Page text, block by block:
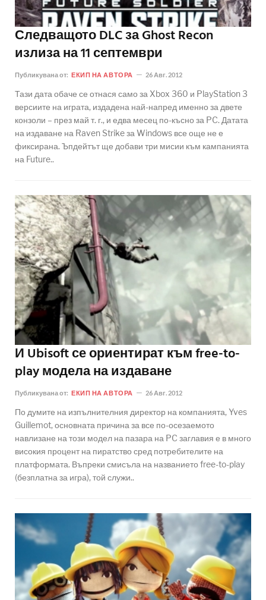
Следващото DLC за Ghost Recon
излиза на 11 септември
Публикувана от: ЕКИП НА АВТОРА 26 Авг. 2012
Тази дата обаче се отнася само за Xbox 360 и PlayStation 3
версиите на играта, издадена най-напред именно за двете
конзоли – през май т. г., и едва месец по-късно за PC. Датата
на издаване на Raven Strike за Windows все още не е
фиксирана. Ъпдейтът ще добави три мисии към кампанията
на Future..
И Ubisoft се ориентират към free-to-
play модела на издаване
Публикувана от: ЕКИП НА АВТОРА 26 Авг. 2012
По думите на изпълнителния директор на компанията, Yves
Guillemot, основната причина за все по-осезаемото
навлизане на този модел на пазара на PC заглавия е в много
високия процент на пиратство сред потребителите на
платформата. Въпреки смисъла на названието free-to-play
(безплатна за игра), той служи..